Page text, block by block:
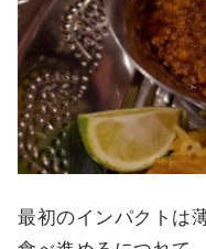
最初のインパクトは